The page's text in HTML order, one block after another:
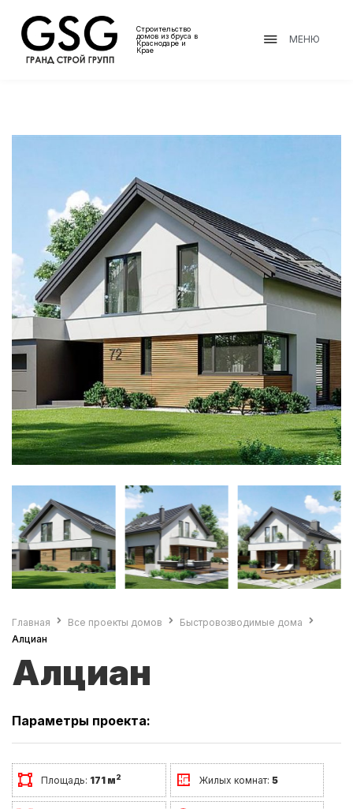
Строительство
домов из бруса в
Краснодаре и
Крае
МЕНЮ
Главная Все проекты домов
Быстровозводимые дома
Алциан
Алциан
Параметры проекта:
Площадь: 171 м2 Жилых комнат: 5